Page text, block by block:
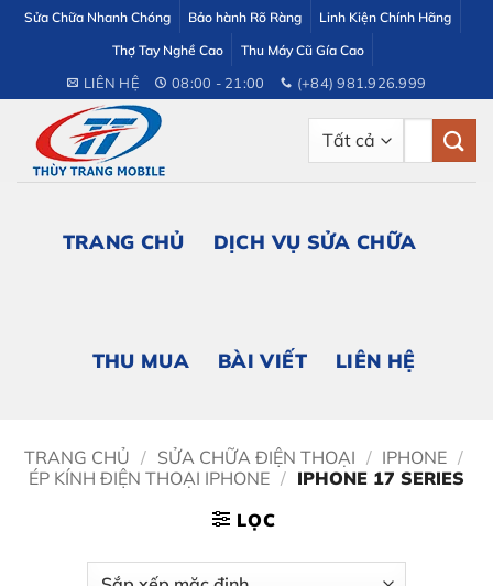
dung
Sửa Chữa Nhanh Chóng Bảo hành Rõ Ràng
Linh Kiện Chính Hãng
Thợ Tay Nghề Cao
Thu Máy Cũ Gía Cao
LIÊN HỆ 08:00 - 21:00 (+84) 981.926.999
TRANG CHỦ DỊCH VỤ SỬA CHỮA
THU MUA BÀI VIẾT LIÊN HỆ
TRANG CHỦ / SỬA CHỮA ĐIỆN THOẠI / IPHONE /
ÉP KÍNH ĐIỆN THOẠI IPHONE / IPHONE 17 SERIES
LỌC